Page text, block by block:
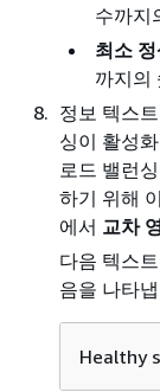
수까지
최소
까지의
정보 텍스
싱이 활성
로드 밸런
하기 위해
에서 교차
다음 텍스
음을 나타
Healthy